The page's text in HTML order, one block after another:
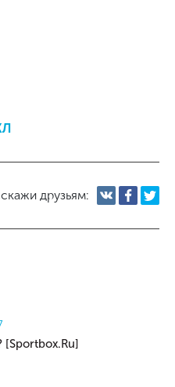
друзьям:
[Sportbox.Ru]